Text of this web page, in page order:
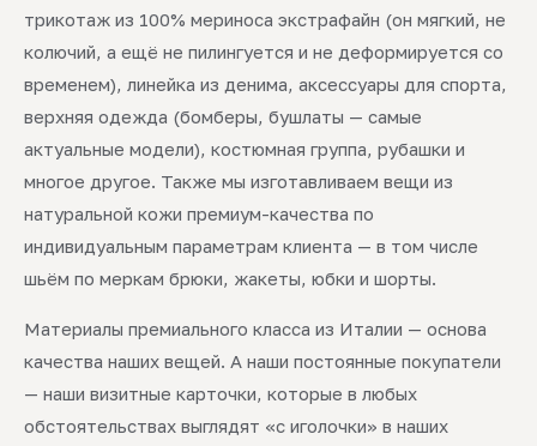
трикотаж из 100% мериноса экстрафайн (он мягкий, не
колючий, а ещё не пилингуется и не деформируется со
временем), линейка из денима, аксессуары для спорта,
верхняя одежда (бомберы, бушлаты — самые
актуальные модели), костюмная группа, рубашки и
многое другое. Также мы изготавливаем вещи из
натуральной кожи премиум-качества по
индивидуальным параметрам клиента — в том числе
шьём по меркам брюки, жакеты, юбки и шорты.
Материалы премиального класса из Италии — основа
качества наших вещей. А наши постоянные покупатели
— наши визитные карточки, которые в любых
обстоятельствах выглядят «с иголочки» в наших